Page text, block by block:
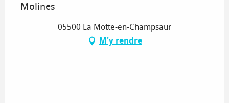
Molines
05500 La Motte-en-Champsaur
M'y rendre